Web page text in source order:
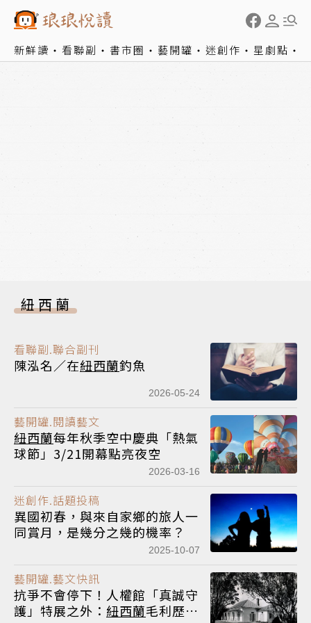
新鮮讀 看聯副 書市圈 藝開罐 迷創作 星劇點
紐西蘭
看聯副.聯合副刊
陳泓名／在紐西蘭釣魚
2026-05-24
藝開罐.閱讀藝文
紐西蘭每年秋季空中慶典「熱氣
球節」3/21開幕點亮夜空
2026-03-16
迷創作.話題投稿
異國初春，與來自家鄉的旅人一
同賞月，是幾分之幾的機率？
2025-10-07
藝開罐.藝文快訊
抗爭不會停下！人權館「真誠守
護」特展之外： 紐西蘭毛利歷史